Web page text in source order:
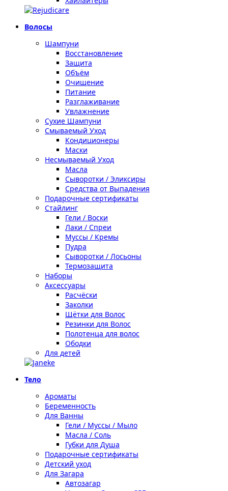
Волосы
Шампуни
Восстановление
Защита
Объём
Очищение
Питание
Разглаживание
Увлажнение
Сухие Шампуни
Смываемый Уход
Кондиционеры
Маски
Несмываемый Уход
Масла
Сыворотки / Эликсиры
Средства от Выпадения
Подарочные сертификаты
Стайлинг
Гели / Воски
Лаки / Спреи
Муссы / Кремы
Пудра
Сыворотки / Лосьоны
Термозащита
Наборы
Аксессуары
Расчёски
Заколки
Щётки для Волос
Резинки для Волос
Полотенца для волос
Ободки
Для детей
Тело
Ароматы
Беременность
Для Ванны
Гели / Муссы / Мыло
Масла / Соль
Губки для Душа
Подарочные сертификаты
Детский уход
Для Загара
Автозагар